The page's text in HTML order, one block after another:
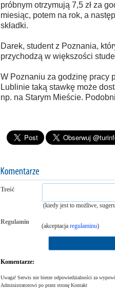
próbnym otrzymują 7,5 zł za
miesiąc, potem na rok, a
składki.
Darek, student z Poznania,
przychodzą w większości
W Poznaniu za godzinę pracy
Lublinie taką stawkę może
np. na Starym Mieście.
Treść
(kiedy jest to możliwe,
Regulamin
(akceptacja regulaminu)
Komentarze:
Uwaga! Serwis nie bierze odpowiedzialności za
Administratorowi po przez stronę Kontakt